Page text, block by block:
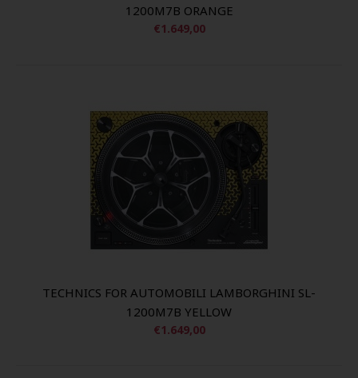
1200M7B ORANGE
€1.649,00
TECHNICS FOR AUTOMOBILI LAMBORGHINI SL-
1200M7B YELLOW
€1.649,00